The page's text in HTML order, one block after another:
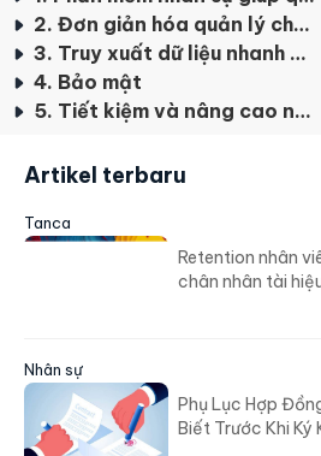
2. Đơn giản hóa quản lý chấm công
3. Truy xuất dữ liệu nhanh chóng
4. Bảo mật
5. Tiết kiệm và nâng cao năng suất
Artikel terbaru
Tanca
Retention nhân
chân nhân tài
Nhân sự
Phụ Lục Hợp
Biết Trước Khi Ký